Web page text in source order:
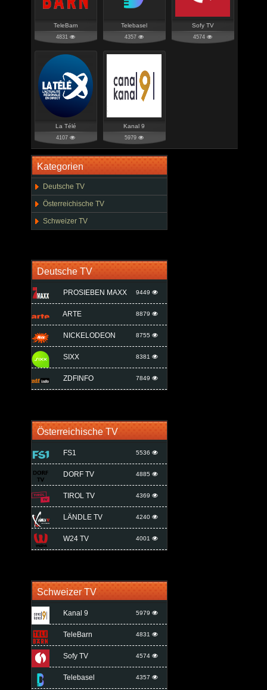
TeleBarn
4831
Telebasel
4357
Sofy TV
4574
La Télé
4107
Kanal 9
5979
Kategorien
Deutsche TV
Österreichische TV
Schweizer TV
Deutsche TV
PROSIEBEN MAXX 9449
ARTE 8879
NICKELODEON 8755
SIXX 8381
ZDFINFO 7849
Österreichische TV
FS1 5536
DORF TV 4885
TIROL TV 4369
LÄNDLE TV 4240
W24 TV 4001
Schweizer TV
Kanal 9 5979
TeleBarn 4831
Sofy TV 4574
Telebasel 4357